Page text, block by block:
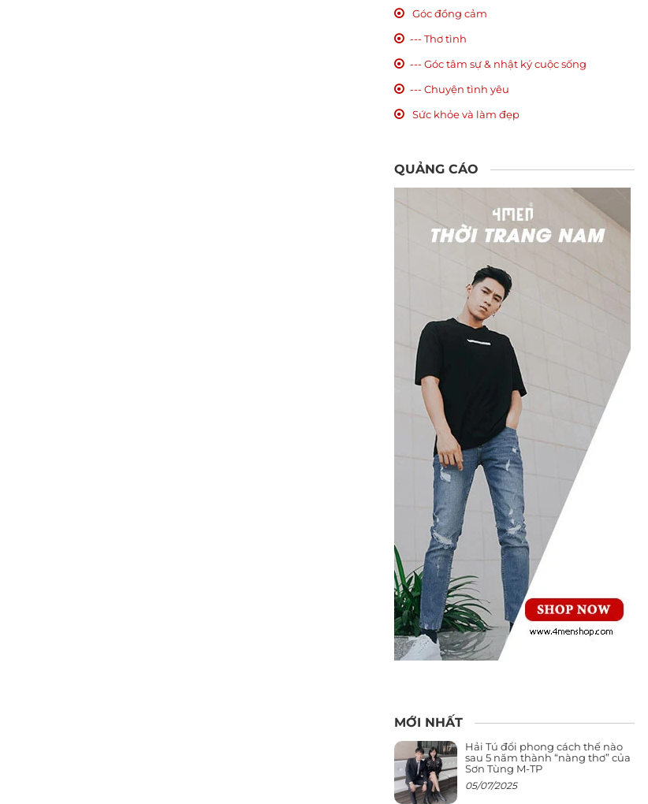
Góc đồng cảm
--- Thơ tình
--- Góc tâm sự & nhật ký cuộc sống
--- Chuyện tình yêu
Sức khỏe và làm đẹp
QUẢNG CÁO
MỚI NHẤT
Hải Tú đổi phong cách thế nào
sau 5 năm thành “nàng thơ” của
Sơn Tùng M-TP
05/07/2025